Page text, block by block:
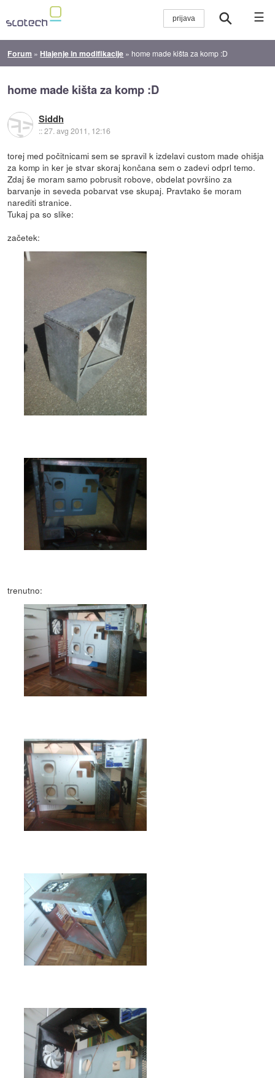
☰
Forum » Hlajenje in modifikacije » home made kišta za komp :D
home made kišta za komp :D
Siddh
::27. avg 2011, 12:16
torej med počitnicami sem se spravil k izdelavi custom made ohišja
za komp in ker je stvar skoraj končana sem o zadevi odprl temo.
Zdaj še moram samo pobrusit robove, obdelat površino za
barvanje in seveda pobarvat vse skupaj. Pravtako še moram
narediti stranice.
Tukaj pa so slike:
začetek:
trenutno: